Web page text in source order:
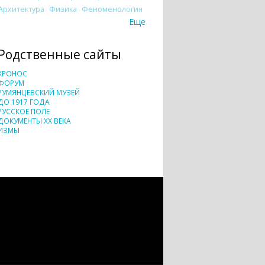
Физика Феноменология
Еще
сайты
МУЗЕЙ
1917 ГОДА
ПОЛЕ
XX ВЕКА